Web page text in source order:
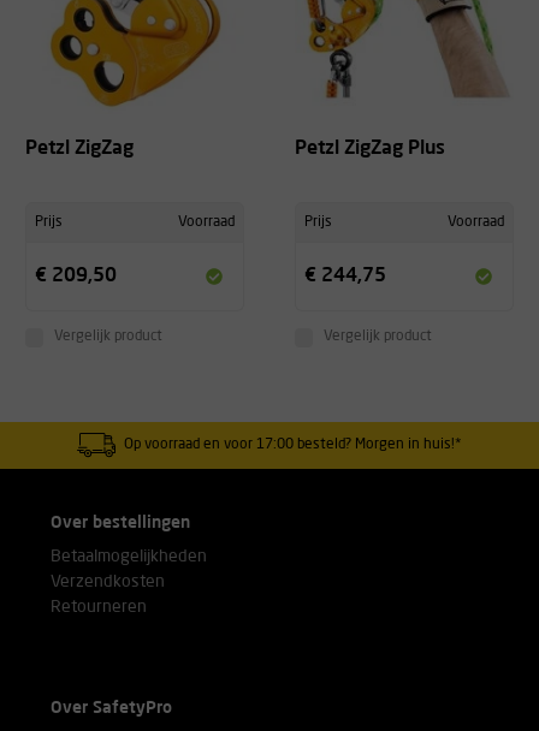
Petzl ZigZag
Prijs Voorraad
€ 209,50
Vergelijk product
Petzl ZigZag Plus
Prijs Voorraad
€ 244,75
Vergelijk product
Op voorraad en voor 17:00 besteld? Morgen in huis!*
Over bestellingen
Betaalmogelijkheden
Verzendkosten
Retourneren
Over SafetyPro